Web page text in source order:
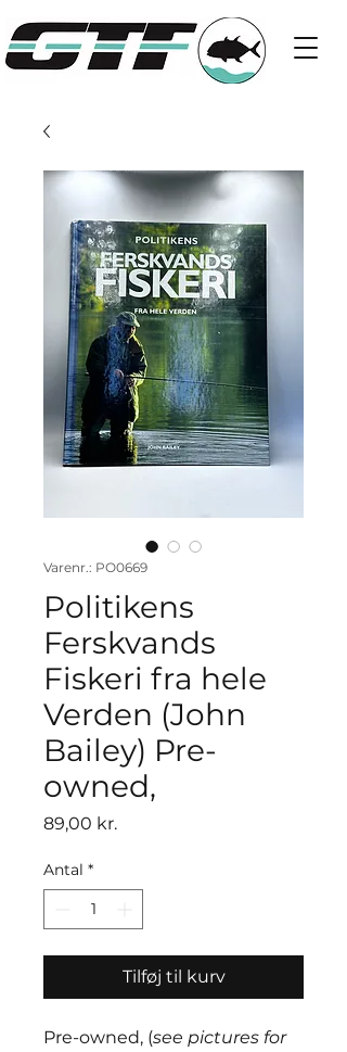
Varenr.: PO0669
Politikens
Ferskvands
Fiskeri fra hele
Verden (John
Bailey) Pre-
owned,
89,00 kr.Pris
Antal *
Tilføj til kurv
Pre-owned, (see pictures for